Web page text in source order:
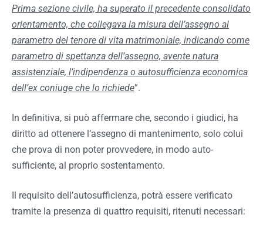
Prima sezione civile, ha superato il precedente consolidato
orientamento, che collegava la misura dell’assegno al
parametro del tenore di vita matrimoniale, indicando come
parametro di spettanza dell’assegno, avente natura
assistenziale, l’indipendenza o autosufficienza economica
dell’ex coniuge che lo richiede”.
In definitiva, si può affermare che, secondo i giudici, ha
diritto ad ottenere l’assegno di mantenimento, solo colui
che prova di non poter provvedere, in modo auto-
sufficiente, al proprio sostentamento.
Il requisito dell’autosufficienza, potrà essere verificato
tramite la presenza di quattro requisiti, ritenuti necessari: